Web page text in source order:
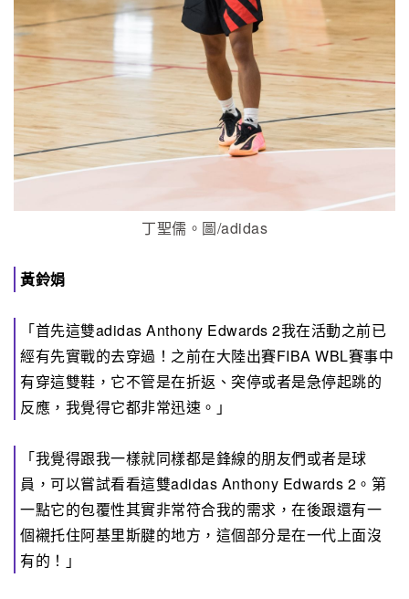
丁聖儒。圖/adidas
黃鈴娟
「首先這雙adidas Anthony Edwards 2我在活動之前已
經有先實戰的去穿過！之前在大陸出賽FIBA WBL賽事中
有穿這雙鞋，它不管是在折返、突停或者是急停起跳的
反應，我覺得它都非常迅速。」
「我覺得跟我一樣就同樣都是鋒線的朋友們或者是球
員，可以嘗試看看這雙adidas Anthony Edwards 2。第
一點它的包覆性其實非常符合我的需求，在後跟還有一
個襯托住阿基里斯腱的地方，這個部分是在一代上面沒
有的！」